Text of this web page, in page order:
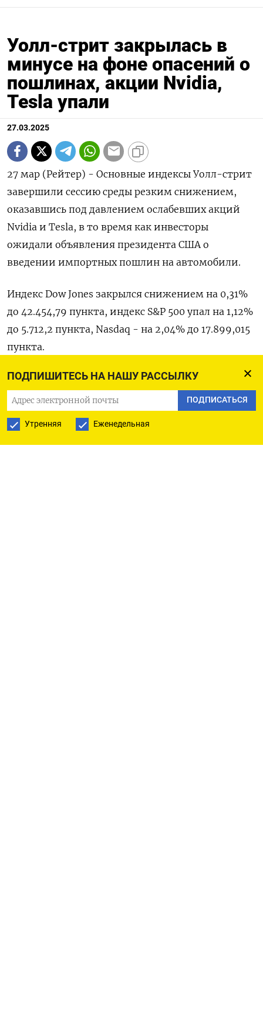
ПОДПИШИТЕСЬ НА НАШУ РАССЫЛКУ
ПОДПИСАТЬСЯ
Утренняя Еженедельная
Уолл-стрит закрылась в
минусе на фоне опасений о
пошлинах, акции Nvidia,
Tesla упали
27.03.2025
27 мар (Рейтер) - Основные индексы Уолл-стрит
завершили сессию среды резким снижением,
оказавшись под давлением ослабевших акций
Nvidia и Tesla, в то время как инвесторы
ожидали объявления президента США о
введении импортных пошлин на автомобили.
Индекс Dow Jones закрылся снижением на 0,31%
до 42.454,79 пункта, индекс S&P 500 упал на 1,12%
до 5.712,2 пункта​, ​Nasdaq - на 2,04% до 17.899,015
пункта​.
Оригинал сообщения на английском языке
доступен по коду:
(Пранав Кашьяп, Йоханн М Чериан и Ноэль
Рандевич)